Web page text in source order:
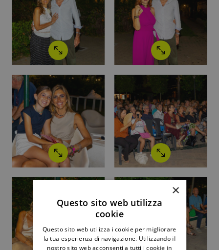
×
Questo sito web utilizza
cookie
Questo sito web utilizza i cookie per migliorare
la tua esperienza di navigazione. Utilizzando il
nostro sito web acconsenti a tutti i cookie in